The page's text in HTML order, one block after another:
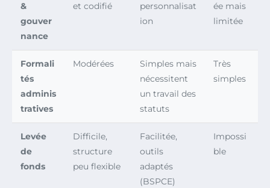
&
gouver
nance
et codifié
personnalisat
ion
ée mais
limitée
Formali
tés
adminis
tratives
Modérées
Simples mais
nécessitent
un travail des
statuts
Très
simples
Levée
de
fonds
Difficile,
structure
peu flexible
Facilitée,
outils
adaptés
(BSPCE)
Impossi
ble